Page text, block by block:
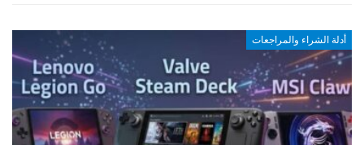
أدلة الشراء والمراجعات